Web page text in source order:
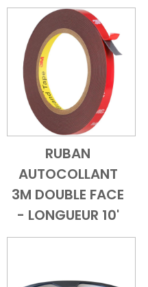
Add to Cart
Vue
RUBAN
AUTOCOLLANT
3M DOUBLE FACE
- LONGUEUR 10'